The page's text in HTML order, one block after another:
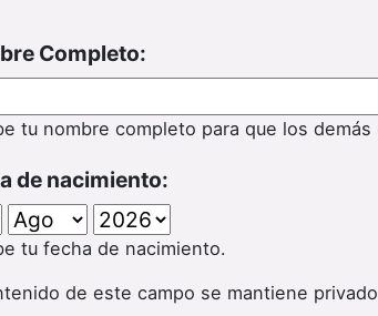
Completo:
tu nombre completo para que los
de nacimiento:
tu fecha de nacimiento.
de este campo se mantiene